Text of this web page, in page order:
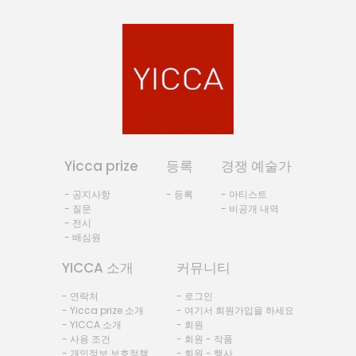
Yicca prize
- 공지사항
- 질문
- 전시
- 배심원
등록
- 등록
경쟁 예술가
- 아티스트
- 비공개 내역
YICCA 소개
- 연락처
- Yicca prize 소개
- YICCA 소개
- 사용 조건
- 개인정보 보호정책
커뮤니티
- 로그인
- 여기서 회원가입을 하세요
- 회원
- 회원 - 작품
- 회원 - 행사